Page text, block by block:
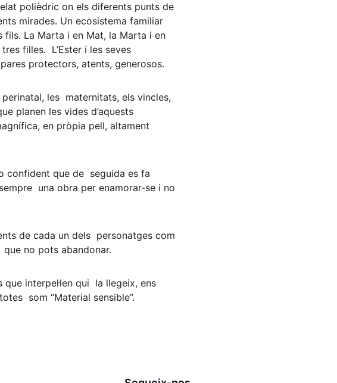
polièdric on els diferents punts de
mirades. Un ecosistema familiar
fils. La Marta i en Mat, la Marta i en
filles.  L’Ester i les seves
protectors, atents, generosos.
les  maternitats, els vincles,
planen les vides d’aquests
en pròpia pell, altament
confident que de  seguida es fa
una obra per enamorar-se i no
de cada un dels  personatges com
no pots abandonar.
interpel·len qui  la llegeix, ens
som “Material sensible”.